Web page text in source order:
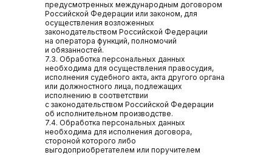
предусмотренных международным договором
Российской Федерации или законом, для
осуществления возложенных
законодательством Российской Федерации
на оператора функций, полномочий
и обязанностей.
7.3. Обработка персональных данных
необходима для осуществления правосудия,
исполнения судебного акта, акта другого органа
или должностного лица, подлежащих
исполнению в соответствии
с законодательством Российской Федерации
об исполнительном производстве.
7.4. Обработка персональных данных
необходима для исполнения договора,
стороной которого либо
выгодоприобретателем или поручителем